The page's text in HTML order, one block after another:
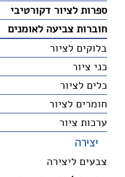
ספרות לציור דקורטיבי
חוברות צביעה לאומנים
בלוקים לציור
כני ציור
כלים לציור
חומרים לציור
ערכות ציור
יצירה
צבעים ליצירה